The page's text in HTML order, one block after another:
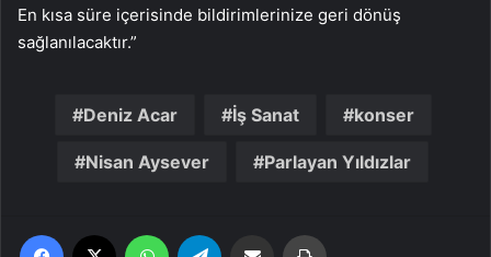
En kısa süre içerisinde bildirimlerinize geri dönüş
sağlanılacaktır.”
Deniz Acar İş Sanat konser
Nisan Aysever Parlayan Yıldızlar
Facebook WhatsApp Email'den paylaş